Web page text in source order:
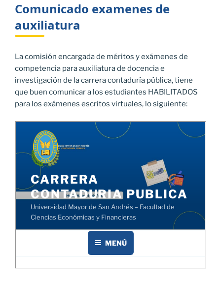
Comunicado examenes de
auxiliatura
La comisión encargada de méritos y exámenes de
competencia para auxiliatura de docencia e
investigación de la carrera contaduría pública, tiene
que buen comunicar a los estudiantes HABILITADOS
para los exámenes escritos virtuales, lo siguiente: